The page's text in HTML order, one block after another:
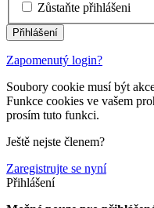
Zůstaňte přihlášeni
Zapomenutý login?
Soubory cookie musí být
Funkce cookies ve vašem
prosím tuto funkci.
Ještě nejste členem?
Zaregistrujte se nyní
Přihlášení